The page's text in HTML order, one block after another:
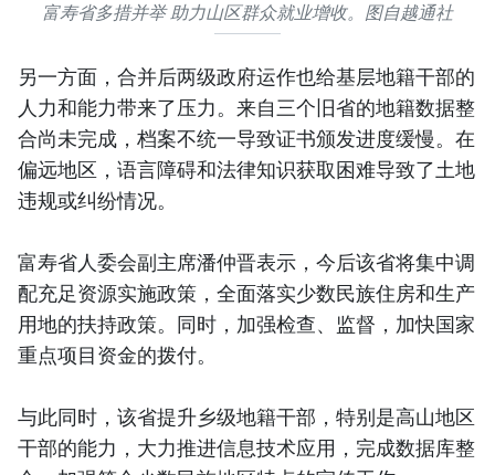
富寿省多措并举 助力山区群众就业增收。图自越通社
另一方面，合并后两级政府运作也给基层地籍干部的
人力和能力带来了压力。来自三个旧省的地籍数据整
合尚未完成，档案不统一导致证书颁发进度缓慢。在
偏远地区，语言障碍和法律知识获取困难导致了土地
违规或纠纷情况。
富寿省人委会副主席潘仲晋表示，今后该省将集中调
配充足资源实施政策，全面落实少数民族住房和生产
用地的扶持政策。同时，加强检查、监督，加快国家
重点项目资金的拨付。
与此同时，该省提升乡级地籍干部，特别是高山地区
干部的能力，大力推进信息技术应用，完成数据库整